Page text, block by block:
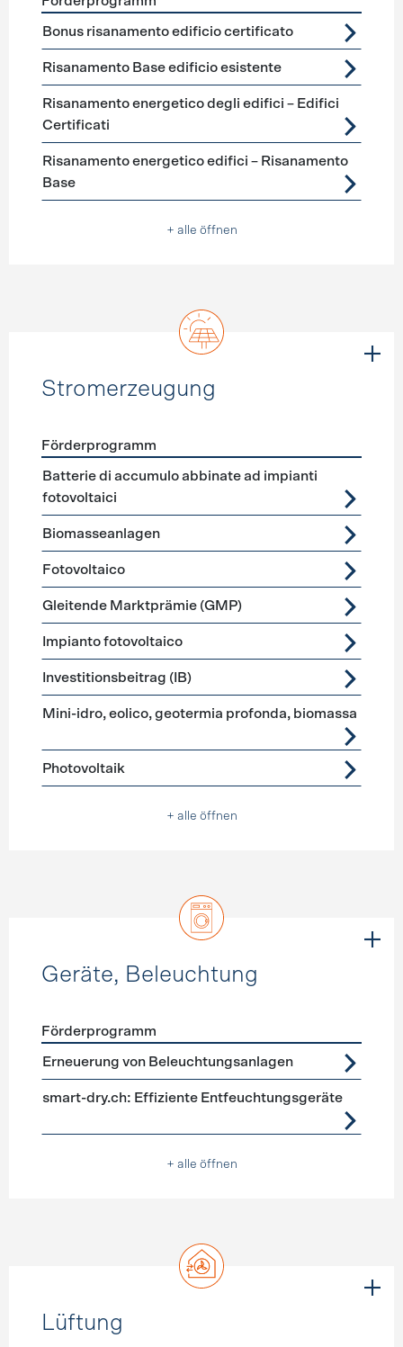
Förderprogramme Gebäudehülle Sanierung
Bonus risanamento edificio certificato
Risanamento Base edificio esistente
Risanamento energetico degli edifici – Edifici
Certificati
Risanamento energetico edifici – Risanamento
Base
+ alle öffnen
Stromerzeugung
Förderprogramme Stromerzeugung
Förderprogramm
Batterie di accumulo abbinate ad impianti
fotovoltaici
Biomasseanlagen
Fotovoltaico
Gleitende Marktprämie (GMP)
Impianto fotovoltaico
Investitionsbeitrag (IB)
Mini-idro, eolico, geotermia profonda, biomassa
Photovoltaik
+ alle öffnen
Geräte, Beleuchtung
Förderprogramme Geräte, Beleuchtung
Förderprogramm
Erneuerung von Beleuchtungsanlagen
smart-dry.ch: Effiziente Entfeuchtungsgeräte
+ alle öffnen
Lüftung